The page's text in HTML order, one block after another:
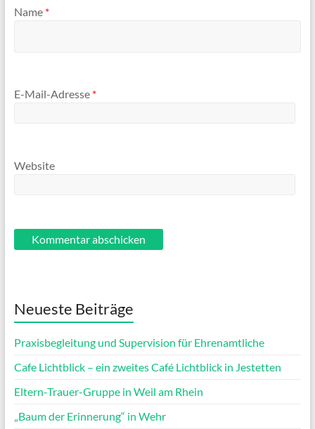
Name *
E-Mail-Adresse *
Website
Neueste Beiträge
Praxisbegleitung und Supervision für Ehrenamtliche
Cafe Lichtblick – ein zweites Café Lichtblick in Jestetten
Eltern-Trauer-Gruppe in Weil am Rhein
„Baum der Erinnerung“ in Wehr